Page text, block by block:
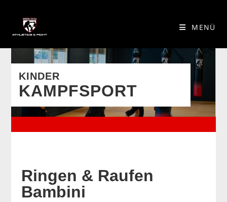
MENÜ
KINDER
KAMPFSPORT
Ringen & Raufen
Bambini